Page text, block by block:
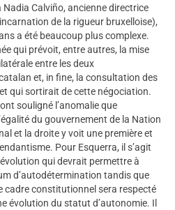
Calviño, ancienne directrice
de la rigueur bruxelloise),
a été beaucoup plus complexe.
qui prévoit, entre autres, la mise
entre les deux
et, in fine, la consultation des
qui sortirait de cette négociation.
souligné l’anomalie que
du gouvernement de la Nation
et la droite y voit une première et
Pour Esquerra, il s’agit
qui devrait permettre à
d’autodétermination tandis que
cadre constitutionnel sera respecté
évolution du statut d’autonomie. Il